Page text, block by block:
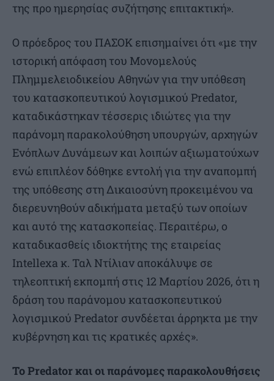
της προ ημερησίας συζήτησης επιτακτική».
Ο πρόεδρος του ΠΑΣΟΚ επισημαίνει ότι «με την
ιστορική απόφαση του Μονομελούς
Πλημμελειοδικείου Αθηνών για την υπόθεση
του κατασκοπευτικού λογισμικού Predator,
καταδικάστηκαν τέσσερις ιδιώτες για την
παράνομη παρακολούθηση υπουργών, αρχηγών
Ενόπλων Δυνάμεων και λοιπών αξιωματούχων
ενώ επιπλέον δόθηκε εντολή για την αναπομπή
της υπόθεσης στη Δικαιοσύνη προκειμένου να
διερευνηθούν αδικήματα μεταξύ των οποίων
και αυτό της κατασκοπείας. Περαιτέρω, ο
καταδικασθείς ιδιοκτήτης της εταιρείας
Intellexa κ. Ταλ Ντίλιαν αποκάλυψε σε
τηλεοπτική εκπομπή στις 12 Μαρτίου 2026, ότι η
δράση του παράνομου κατασκοπευτικού
λογισμικού Predator συνδέεται άρρηκτα με την
κυβέρνηση και τις κρατικές αρχές».
Το Predator και οι παράνομες παρακολουθήσεις